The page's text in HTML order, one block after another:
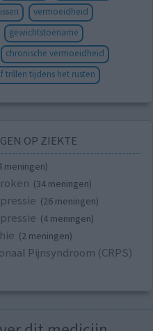
vermoeidheid
gewichtstoename
chronische vermoeidheid
trillen tijdens het rusten
OP ZIEKTE
meningen)
(34 meningen)
(26 meningen)
(4 meningen)
(2 meningen)
Pijnsyndroom (CRPS)